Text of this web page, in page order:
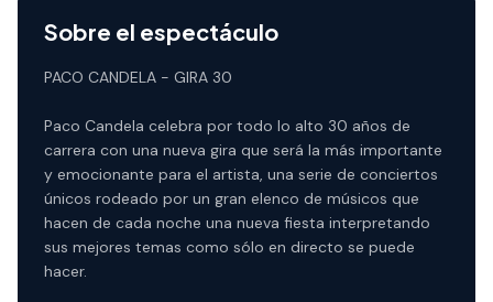
Sobre el espectáculo
PACO CANDELA - GIRA 30
Paco Candela celebra por todo lo alto 30 años de
carrera con una nueva gira que será la más importante
y emocionante para el artista, una serie de conciertos
únicos rodeado por un gran elenco de músicos que
hacen de cada noche una nueva fiesta interpretando
sus mejores temas como sólo en directo se puede
hacer.